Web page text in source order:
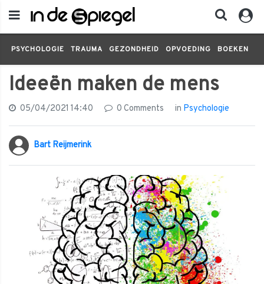
PSYCHOLOGIE TRAUMA GEZONDHEID OPVOEDING BOEKEN
Ideeën maken de mens
05/04/2021 14:40 0 Comments in Psychologie
Bart Reijmerink